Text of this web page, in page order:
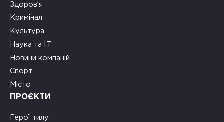
Здоров’я
Кримінал
Культура
Наука та ІТ
Новини компаній
Спорт
Місто
ПРОЄКТИ
Герої тилу